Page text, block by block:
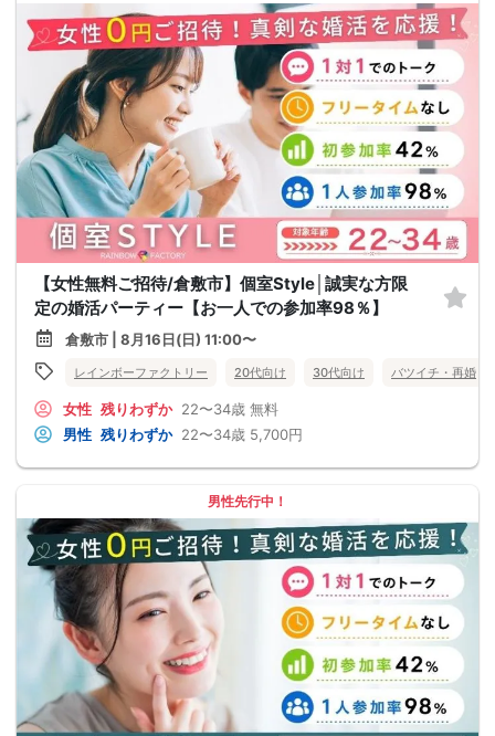
【女性無料ご招待/倉敷市】個室Style│誠実な方限
定の婚活パーティー【お一人での参加率98％】
倉敷市 | 8月16日(日) 11:00〜
レインボーファクトリー 20代向け 30代向け バツイチ・再婚
女性 残りわずか 22〜34歳 無料
男性 残りわずか 22〜34歳 5,700円
男性先行中！